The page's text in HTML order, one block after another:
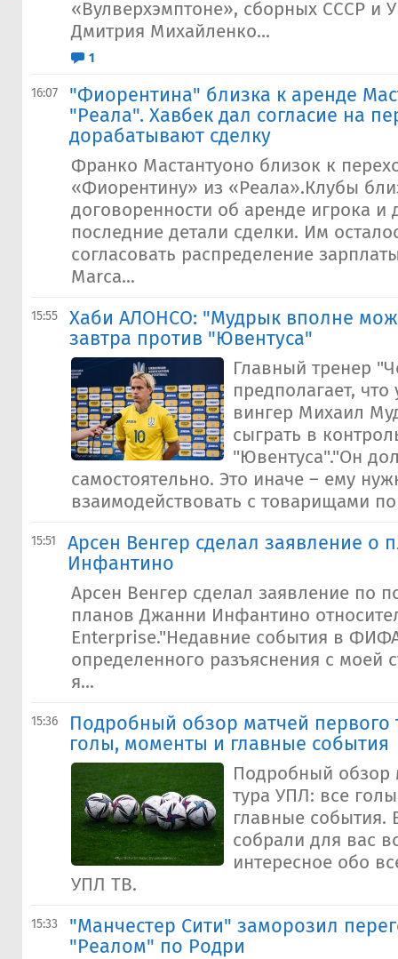
«Вулверхэмптоне», сборных СССР и
Дмитрия Михайленко...
1
16:07
"Фиорентина" близка к аренде
"Реала". Хавбек дал согласие на
дорабатывают сделку
Франко Мастантуоно близок к
«Фиорентину» из «Реала».Клубы
договоренности об аренде игрока и
последние детали сделки. Им
согласовать распределение
Marca...
15:55
Хаби АЛОНСО: "Мудрык вполне
завтра против "Ювентуса"
Главный тренер
предполагает, что
вингер Михаил
сыграть в
"Ювентуса"."Он
самостоятельно. Это иначе – ему
взаимодействовать с товарищами
15:51
Арсен Венгер сделал заявление о
Инфантино
Арсен Венгер сделал заявление по
планов Джанни Инфантино
Enterprise."Недавние события в
определенного разъяснения с
я...
15:36
Подробный обзор матчей первого
голы, моменты и главные события
Подробный обзор
тура УПЛ: все
главные события.
собрали для вас
интересное обо
УПЛ ТВ.
15:33
"Манчестер Сити" заморозил
"Реалом" по Родри